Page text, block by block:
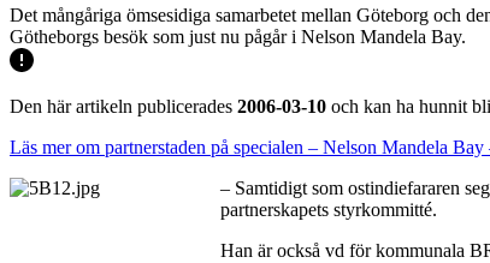
Det mångåriga ömsesidiga samarbetet mellan Göteborg och
Götheborgs besök som just nu pågår i Nelson Mandela Bay.
Den här artikeln publicerades 2006-03-10 och kan ha hunnit
Läs mer om partnerstaden på specialen – Nelson Mandela
– Samtidigt som ostindiefararen
partnerskapets styrkommitté.
Han är också vd för kommunala